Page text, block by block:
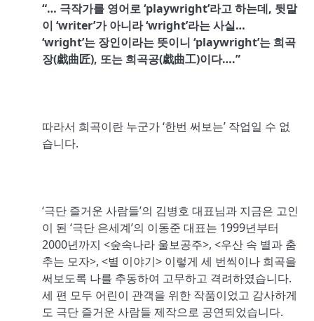
“… 극작가를 영어로‘playwright’라고 하는데, 뒷말
이 ‘writer’가 아니라‘wright’라는 사실…
‘wright’는 장인이라는 뜻이니 ‘playwright’는 희곡
장(戱曲匠), 또는 희곡공(戱曲工)이다….”
따라서 희곡이란 누군가 ‘한번 써보는’ 작업일 수 없
습니다.
‘극단 즐거운 사람들’의 김병호 대표님과 지금은 고인
이 된 ‘극단 은세계’의 이동준 대표는 1999년부터
2000년까지 <숲속나라 울보공주>, <우산 속 별과 춤
추는 모자>, <별 이야기> 이렇게 세 번씩이나 희곡을
써보도록 나를 추동하여 고무하고 격려하였습니다.
세 편 모두 어린이 관객을 위한 작품이었고 감사하게
도 극단 즐거운 사람들 제작으로 공연되었습니다.